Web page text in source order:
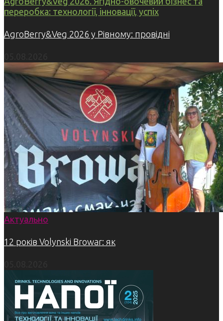
переробка: технології, інновації, успіх
AgroBerry&Veg 2026 у Рівному: провідні
Актуально
12 років Volynski Browar: як